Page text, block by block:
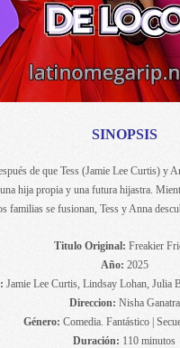
SINOPSIS
de que Tess (Jamie Lee Curtis) y
hija propia y una futura hijastra.
familias se fusionan, Tess y Anna
Titulo Original: Freakier
Año: 2025
Jamie Lee Curtis, Lindsay Lohan, Julia
Direccion: Nisha Ganatra
Género: Comedia. Fantástico |
Duración: 110 minutos